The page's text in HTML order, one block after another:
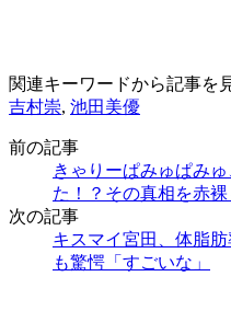
関連キーワードから記事を
吉村崇, 池田美優
前の記事
きゃりーぱみゅぱみ
た！？その真相を赤裸
次の記事
キスマイ宮田、体脂
も驚愕「すごいな」